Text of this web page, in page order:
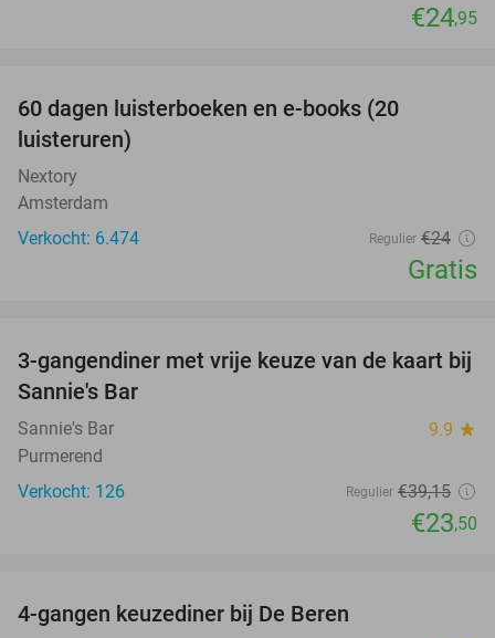
€24,95
60 dagen luisterboeken en e-books (20
luisteruren)
Nextory
Amsterdam
Verkocht: 6.474
Regulier €24
Gratis
40%
3-gangendiner met vrije keuze van de kaart bij
Sannie's Bar
Sannie's Bar 9.9 star
Purmerend
Verkocht: 126
Regulier €39,15
€23,50
4-gangen keuzediner bij De Beren